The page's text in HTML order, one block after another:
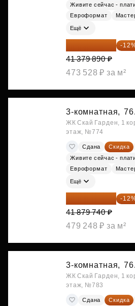
Живите сейчас -
Евроформат
Ещё
36 414 303 ₽ -
41 379 890 ₽
473 528 ₽ за м²
3-комнатная,
ЖК Скай Гарден, 1
этаж, №774
Сдана Скидка
Живите сейчас -
Евроформат
Ещё
36 854 171 ₽ -
41 879 740 ₽
479 248 ₽ за м²
3-комнатная,
ЖК Скай Гарден, 1
этаж, №783
Сдана Скидка